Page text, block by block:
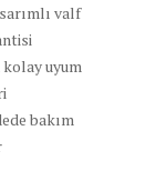
valf
uyum
bakım